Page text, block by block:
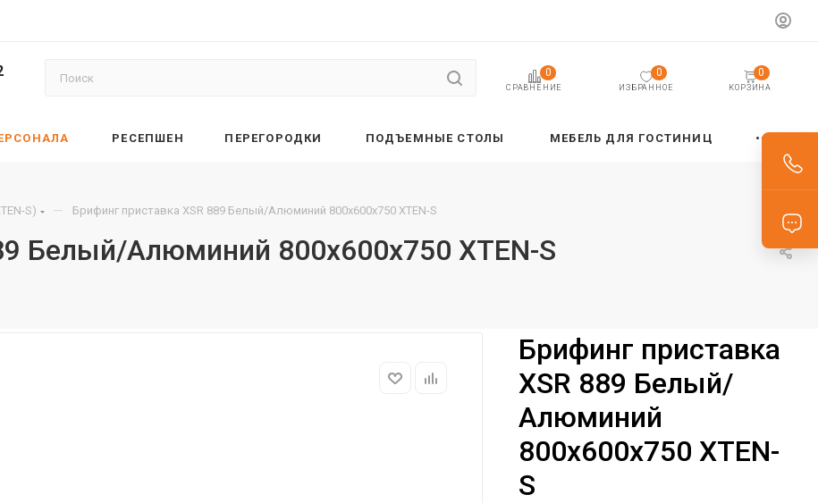
СРАВНЕНИЕ
0
ИЗБРАННОЕ
0
КОРЗИНА
0
РЕСЕПШЕН ПЕРЕГОРОДКИ ПОДЪЕМНЫЕ СТОЛЫ МЕБЕЛЬ ДЛЯ ГОСТИНИЦ
S) — Брифинг приставка XSR 889 Белый/Алюминий 800х600х750 XTEN-S
Белый/Алюминий 800х600х750 XTEN-S
Брифинг приставка
XSR 889 Белый/
Алюминий
800х600х750 XTEN-
S